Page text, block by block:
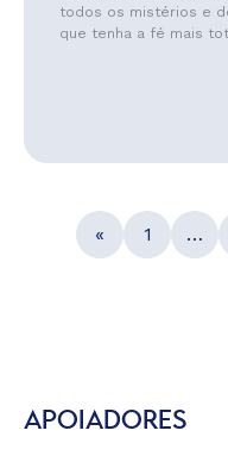
todos os mistérios e
que tenha a fé mais
« 1 …
APOIADORES